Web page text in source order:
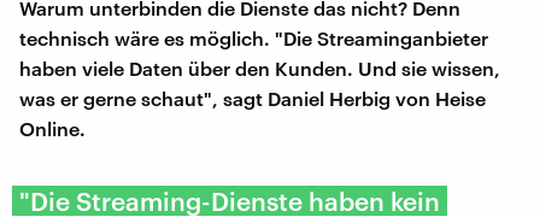
Warum unterbinden die Dienste das nicht? Denn
technisch wäre es möglich. "Die Streaminganbieter
haben viele Daten über den Kunden. Und sie wissen,
was er gerne schaut", sagt Daniel Herbig von Heise
Online.
"Die Streaming-Dienste haben kein